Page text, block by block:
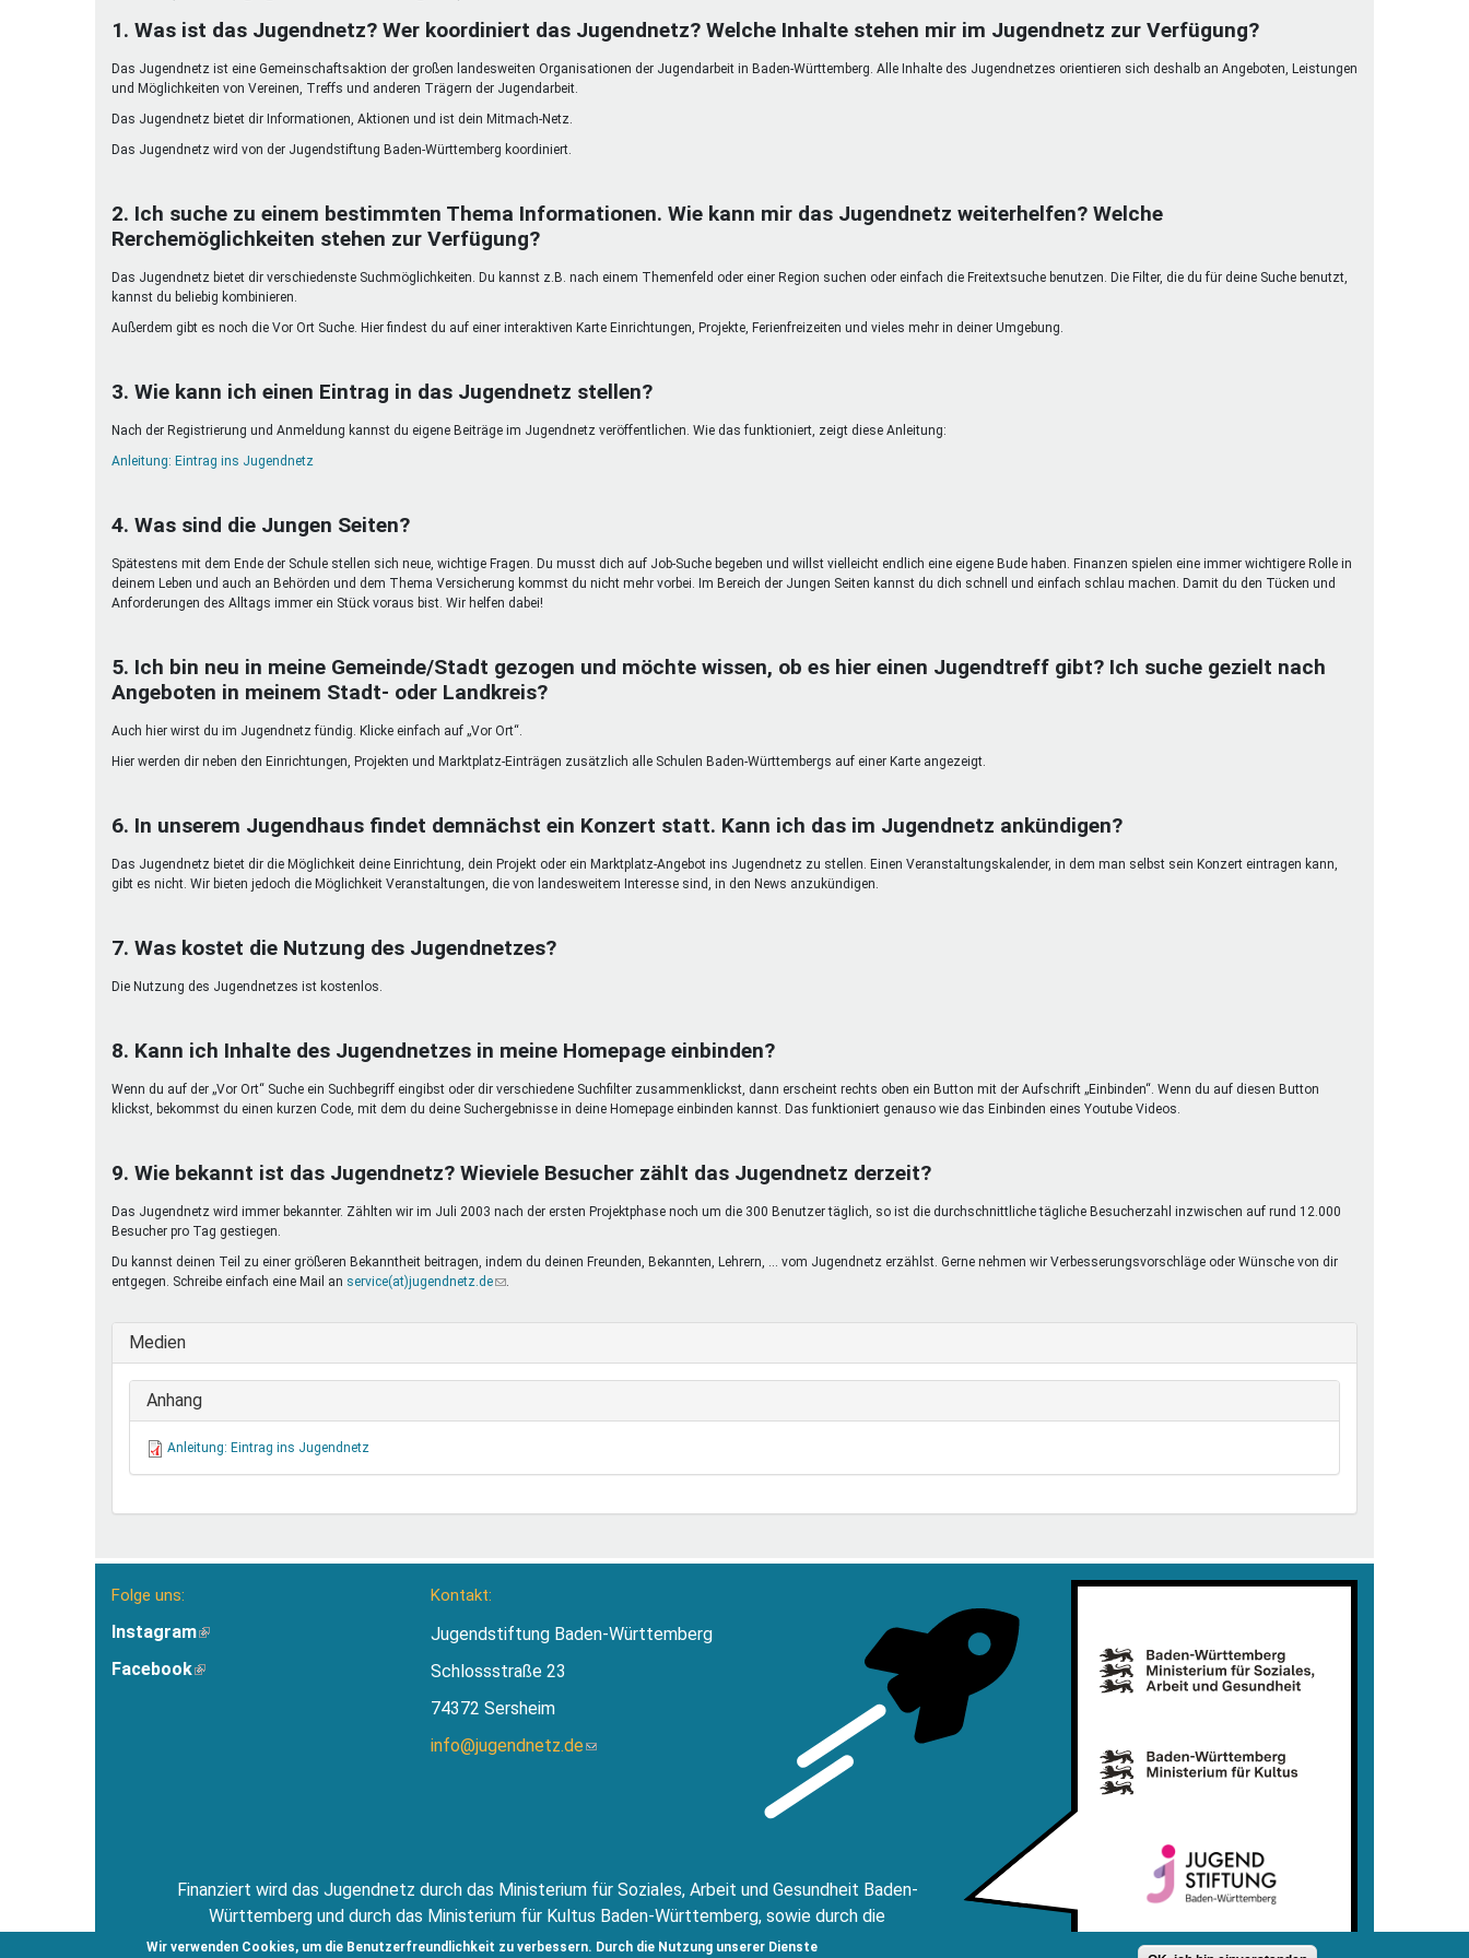
Wir verwenden Cookies, um die Benutzerfreundlichkeit zu verbessern. Durch die Nutzung unserer Dienste
Vielfaltcoach
Umweltmentoren
SMpfau (SMV)
SMV im Kultusportal
Vielfaltcoach
Jugendarbeitsnetz
1. Was ist das Jugendnetz? Wer koordiniert das Jugendnetz? Welche Inhalte stehen mir im Jugendnetz zur Verfügung?
Das Jugendnetz ist eine Gemeinschaftsaktion der großen landesweiten Organisationen der Jugendarbeit in Baden-Württemberg. Alle Inhalte des Jugendnetzes orientieren sich deshalb an Angeboten, Leistungen
und Möglichkeiten von Vereinen, Treffs und anderen Trägern der Jugendarbeit.
Das Jugendnetz bietet dir Informationen, Aktionen und ist dein Mitmach-Netz.
Das Jugendnetz wird von der Jugendstiftung Baden-Württemberg koordiniert.
2. Ich suche zu einem bestimmten Thema Informationen. Wie kann mir das Jugendnetz weiterhelfen? Welche
Rerchemöglichkeiten stehen zur Verfügung?
Das Jugendnetz bietet dir verschiedenste Suchmöglichkeiten. Du kannst z.B. nach einem Themenfeld oder einer Region suchen oder einfach die Freitextsuche benutzen. Die Filter, die du für deine Suche benutzt,
kannst du beliebig kombinieren.
Außerdem gibt es noch die Vor Ort Suche. Hier findest du auf einer interaktiven Karte Einrichtungen, Projekte, Ferienfreizeiten und vieles mehr in deiner Umgebung.
3. Wie kann ich einen Eintrag in das Jugendnetz stellen?
Nach der Registrierung und Anmeldung kannst du eigene Beiträge im Jugendnetz veröffentlichen. Wie das funktioniert, zeigt diese Anleitung:
Anleitung: Eintrag ins Jugendnetz
4. Was sind die Jungen Seiten?
Spätestens mit dem Ende der Schule stellen sich neue, wichtige Fragen. Du musst dich auf Job-Suche begeben und willst vielleicht endlich eine eigene Bude haben. Finanzen spielen eine immer wichtigere Rolle in
deinem Leben und auch an Behörden und dem Thema Versicherung kommst du nicht mehr vorbei. Im Bereich der Jungen Seiten kannst du dich schnell und einfach schlau machen. Damit du den Tücken und
Anforderungen des Alltags immer ein Stück voraus bist. Wir helfen dabei!
5. Ich bin neu in meine Gemeinde/Stadt gezogen und möchte wissen, ob es hier einen Jugendtreff gibt? Ich suche gezielt nach
Angeboten in meinem Stadt- oder Landkreis?
Auch hier wirst du im Jugendnetz fündig. Klicke einfach auf „Vor Ort“.
Hier werden dir neben den Einrichtungen, Projekten und Marktplatz-Einträgen zusätzlich alle Schulen Baden-Württembergs auf einer Karte angezeigt.
6. In unserem Jugendhaus findet demnächst ein Konzert statt. Kann ich das im Jugendnetz ankündigen?
Das Jugendnetz bietet dir die Möglichkeit deine Einrichtung, dein Projekt oder ein Marktplatz-Angebot ins Jugendnetz zu stellen. Einen Veranstaltungskalender, in dem man selbst sein Konzert eintragen kann,
gibt es nicht. Wir bieten jedoch die Möglichkeit Veranstaltungen, die von landesweitem Interesse sind, in den News anzukündigen.
7. Was kostet die Nutzung des Jugendnetzes?
Die Nutzung des Jugendnetzes ist kostenlos.
8. Kann ich Inhalte des Jugendnetzes in meine Homepage einbinden?
Wenn du auf der „Vor Ort“ Suche ein Suchbegriff eingibst oder dir verschiedene Suchfilter zusammenklickst, dann erscheint rechts oben ein Button mit der Aufschrift „Einbinden“. Wenn du auf diesen Button
klickst, bekommst du einen kurzen Code, mit dem du deine Suchergebnisse in deine Homepage einbinden kannst. Das funktioniert genauso wie das Einbinden eines Youtube Videos.
9. Wie bekannt ist das Jugendnetz? Wieviele Besucher zählt das Jugendnetz derzeit?
Das Jugendnetz wird immer bekannter. Zählten wir im Juli 2003 nach der ersten Projektphase noch um die 300 Benutzer täglich, so ist die durchschnittliche tägliche Besucherzahl inzwischen auf rund 12.000
Besucher pro Tag gestiegen.
Du kannst deinen Teil zu einer größeren Bekanntheit beitragen, indem du deinen Freunden, Bekannten, Lehrern, ... vom Jugendnetz erzählst. Gerne nehmen wir Verbesserungsvorschläge oder Wünsche von dir
entgegen. Schreibe einfach eine Mail an service(at)jugendnetz.de(Link
E-
.
Medien
Anhang
Anleitung: Eintrag ins Jugendnetz
Folge uns:
Instagram(Link
extern)
Facebook(Link
Kontakt:
Jugendstiftung Baden-Württemberg
Schlossstraße 23
74372 Sersheim
info@jugendnetz.de(Link
Finanziert wird das Jugendnetz durch das Ministerium für Soziales, Arbeit und Gesundheit Baden-
Württemberg und durch das Ministerium für Kultus Baden-Württemberg, sowie durch die
Jugendstiftung Baden-Württemberg.